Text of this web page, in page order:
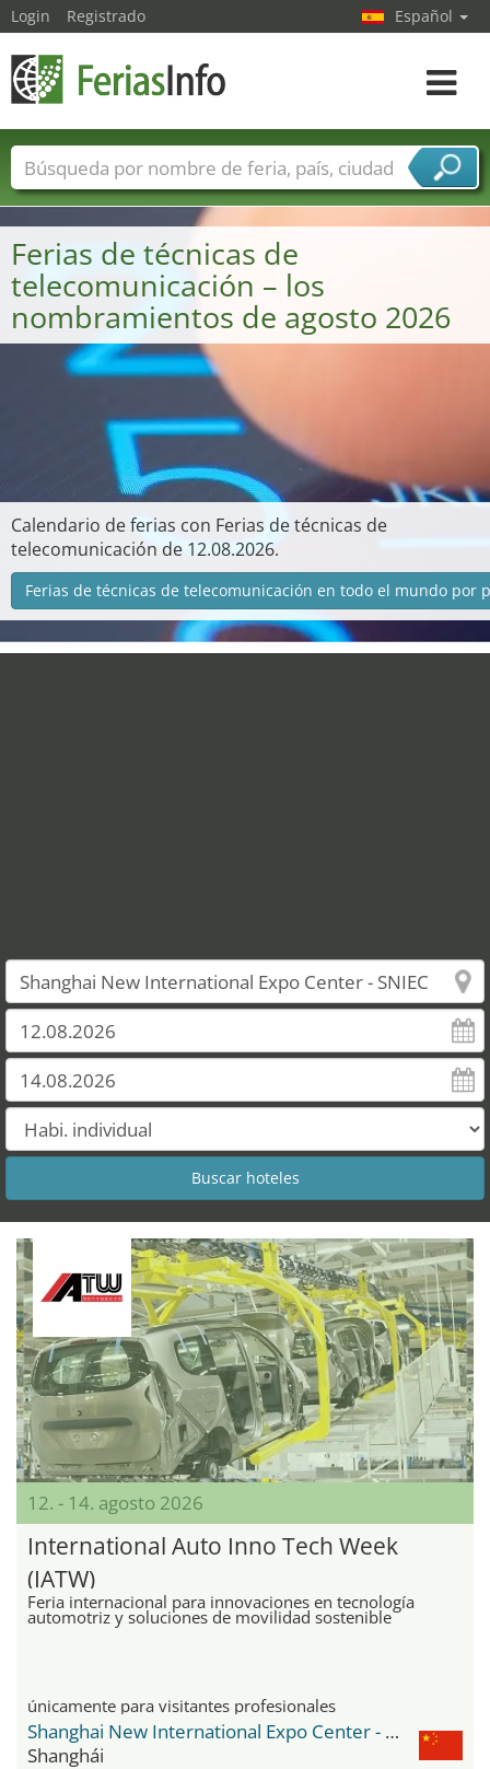
Ferias de técnicas de
telecomunicación – los
nombramientos de agosto 2026
Calendario de ferias con Ferias de técnicas de
telecomunicación de 12.08.2026.
Ferias de técnicas de telecomunicación en todo el mundo por
12. - 14. agosto 2026
International Auto Inno Tech Week
(IATW)
Feria internacional para innovaciones en tecnología
automotriz y soluciones de movilidad sostenible
únicamente para visitantes profesionales
Shanghai New International Expo Center - SNIEC
Shanghái
Login Registrado Español
toggle
Nombres de ferias Países
Ciudades
Sectores de ferias
Sectores de proveedor de servicios